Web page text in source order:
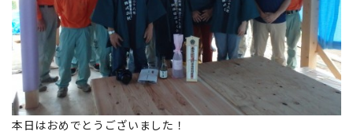
本日はおめでとうございました！